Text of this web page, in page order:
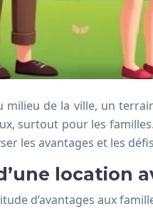
milieu de la ville, un
surtout pour les
les avantages et les
location
d’avantages aux